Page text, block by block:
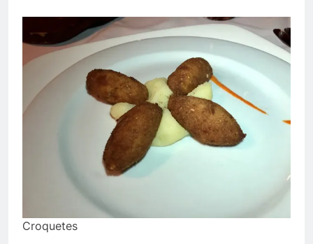
Croquetes